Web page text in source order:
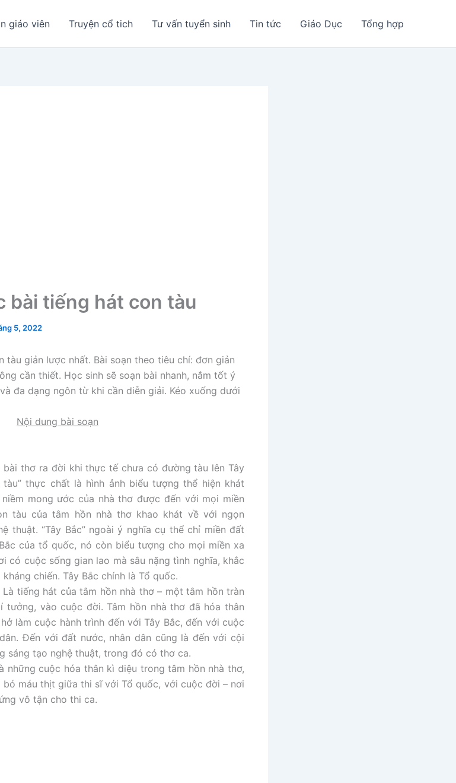
giáo viên Truyện cổ tich Tư vấn tuyển sinh Tin tức Giáo Dục Tổng hợp
bài tiếng hát con tàu
5, 2022
tàu giản lược nhất. Bài soạn theo tiêu chí: đơn giản
cần thiết. Học sinh sẽ soạn bài nhanh, nắm tốt ý
đa dạng ngôn từ khi cần diễn giải. Kéo xuống dưới
Nội dung bài soạn
bài thơ ra đời khi thực tế chưa có đường tàu lên Tây
tàu” thực chất là hình ảnh biểu tượng thể hiện khát
mong ước của nhà thơ được đến với mọi miền
tàu của tâm hồn nhà thơ khao khát về với ngọn
thuật. “Tây Bắc” ngoài ý nghĩa cụ thể chỉ miền đất
của tổ quốc, nó còn biểu tượng cho mọi miền xa
có cuộc sống gian lao mà sâu nặng tình nghĩa, khắc
chiến. Tây Bắc chính là Tổ quốc.
Là tiếng hát của tâm hồn nhà thơ – một tâm hồn tràn
tưởng, vào cuộc đời. Tâm hồn nhà thơ đã hóa thân
làm cuộc hành trình đến với Tây Bắc, đến với cuộc
Đến với đất nước, nhân dân cũng là đến với cội
sáng tạo nghệ thuật, trong đó có thơ ca.
những cuộc hóa thân kì diệu trong tâm hồn nhà thơ,
bó máu thịt giữa thi sĩ với Tổ quốc, với cuộc đời – nơi
vô tận cho thi ca.